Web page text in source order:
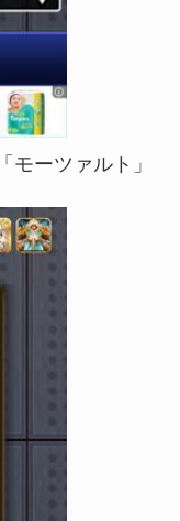
モーツァルト」